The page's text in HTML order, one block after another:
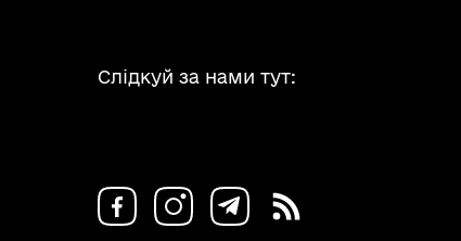
Слідкуй за нами тут: